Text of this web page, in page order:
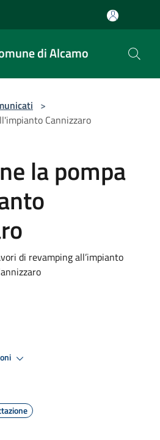
di Alcamo
>
Cannizzaro
la pompa
di revamping all’impianto